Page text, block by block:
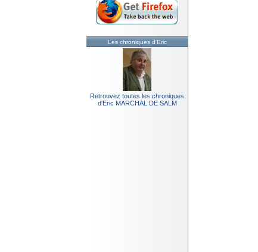
Les chroniques d'Eric
Retrouvez toutes les chroniques
d'Eric MARCHAL DE SALM